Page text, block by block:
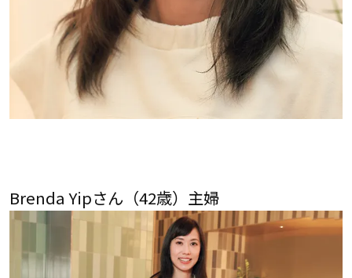
Brenda Yipさん（42歳）主婦